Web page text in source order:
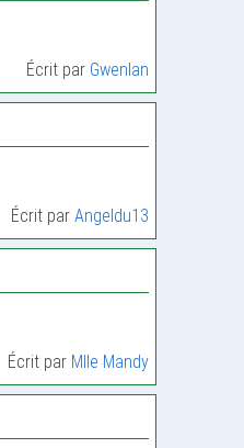
Écrit par Gwenlan
Écrit parAngeldu13
Écrit par Mlle Mandy